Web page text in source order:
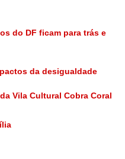
do DF ficam para trás e
da desigualdade
Vila Cultural Cobra Coral